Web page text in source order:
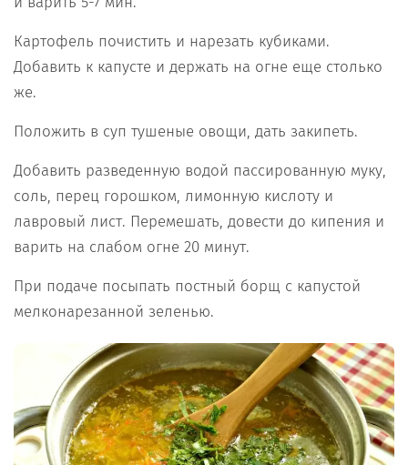
Картофель почистить и нарезать кубиками.
Добавить к капусте и держать на огне еще столько
же.
Положить в суп тушеные овощи, дать закипеть.
Добавить разведенную водой пассированную муку,
соль, перец горошком, лимонную кислоту и
лавровый лист. Перемешать, довести до кипения и
варить на слабом огне 20 минут.
При подаче посыпать постный борщ с капустой
мелконарезанной зеленью.